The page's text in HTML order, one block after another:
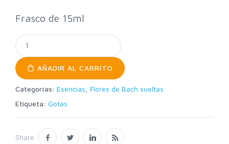
Frasco de 15ml
AÑADIR AL CARRITO
Categorías: Esencias
Flores de Bach sueltas
Etiqueta: Gotas
Share